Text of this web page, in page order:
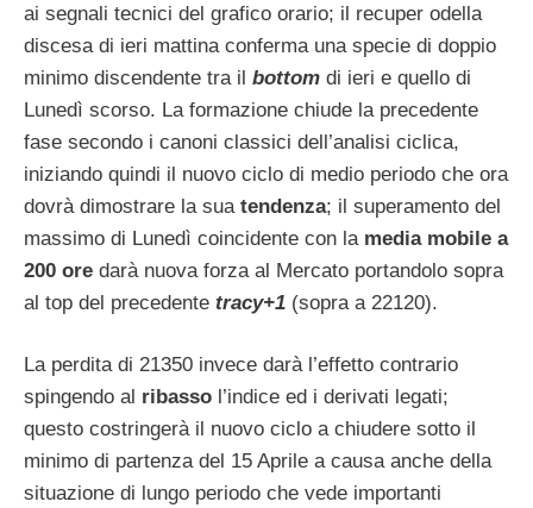
ai segnali tecnici del grafico orario; il recuper odella
discesa di ieri mattina conferma una specie di doppio
minimo discendente tra il bottom di ieri e quello di
Lunedì scorso. La formazione chiude la precedente
fase secondo i canoni classici dell’analisi ciclica,
iniziando quindi il nuovo ciclo di medio periodo che ora
dovrà dimostrare la sua tendenza; il superamento del
massimo di Lunedì coincidente con lamedia mobile a
200 ore darà nuova forza al Mercato portandolo sopra
al top del precedente tracy+1 (sopra a 22120).
La perdita di 21350 invece darà l’effetto contrario
spingendo al ribasso l’indice ed i derivati legati;
questo costringerà il nuovo ciclo a chiudere sotto il
minimo di partenza del 15 Aprile a causa anche della
situazione di lungo periodo che vede importanti